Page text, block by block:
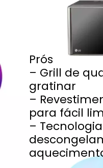
Prós
– Grill de
gratinar
–
para fácil
–